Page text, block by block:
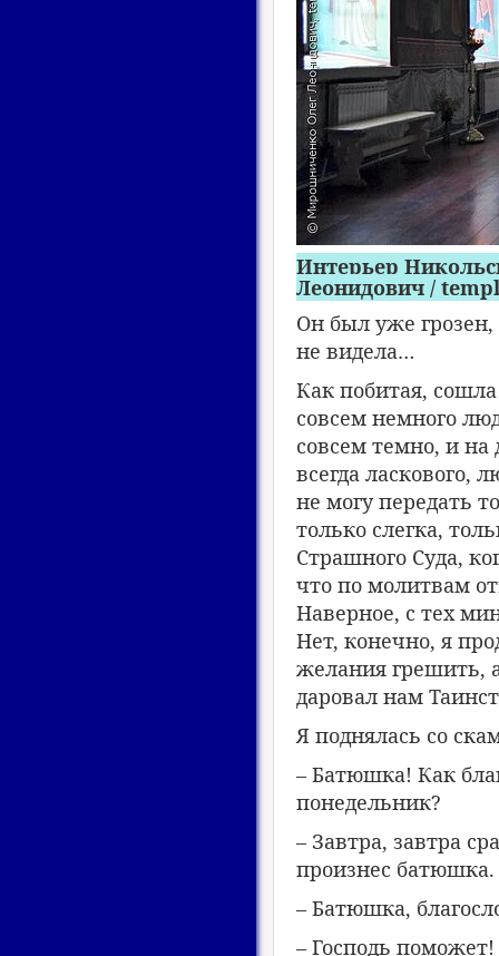
Интерьер
Леонидович /
Он был уже грозен,
не видела…
Как побитая,
совсем немного
совсем темно, и
всегда
не могу передать
только слегка,
Страшного Суда,
что по молитвам
Наверное, с тех
Нет, конечно, я
желания грешить,
даровал нам
Я поднялась со
– Батюшка! Как
понедельник?
– Завтра, завтра
произнес батюшка.
– Батюшка,
– Господь поможет!